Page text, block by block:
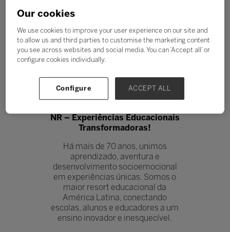
NR – Experiências Educacionais
Transformadoras!
Há mais de 70 anos, unimos
aprendizado, aventura e
desenvolvimento socioemocional
em experiências únicas. Somos o
maior resort educacional da
América Latina, conectando
escolas, alunos e educadores a um
ensino inovador e inesquecível.
Our cookies
We use cookies to improve your user experience on our site and
to allow us and third parties to customise the marketing content
you see across websites and social media. You can ‘Accept all’ or
configure cookies individually.
Configure ACCEPT ALL